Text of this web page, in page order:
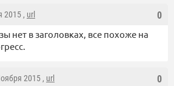
0
2015 , url
нет в заголовках, все похоже на
0
2015 , url